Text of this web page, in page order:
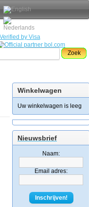
Zoek
Winkelwagen
Uw winkelwagen is leeg
Nieuwsbrief
Naam:
Email adres:
Inschrijven!